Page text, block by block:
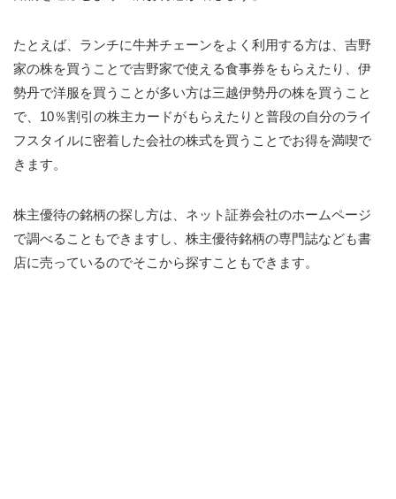
たとえば、ランチに牛丼チェーンをよく利用する方は、吉野
家の株を買うことで吉野家で使える食事券をもらえたり、伊
勢丹で洋服を買うことが多い方は三越伊勢丹の株を買うこと
で、10％割引の株主カードがもらえたりと普段の自分のライ
フスタイルに密着した会社の株式を買うことでお得を満喫で
きます。
株主優待の銘柄の探し方は、ネット証券会社のホームページ
で調べることもできますし、株主優待銘柄の専門誌なども書
店に売っているのでそこから探すこともできます。